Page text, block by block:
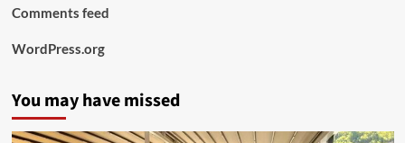
Comments feed
WordPress.org
You may have missed